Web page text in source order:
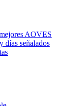
AOVES
días señalados